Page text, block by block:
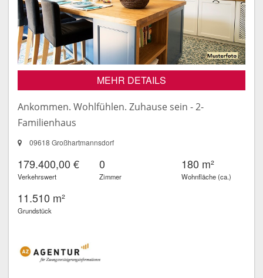
MEHR DETAILS
Ankommen. Wohlfühlen. Zuhause sein - 2-
Familienhaus
09618 Großhartmannsdorf
179.400,00 €
Verkehrswert
0
Zimmer
180 m²
Wohnfläche (ca.)
11.510 m²
Grundstück